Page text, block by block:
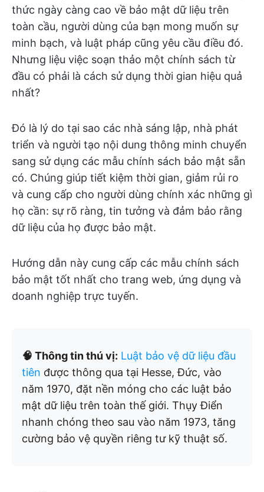
thức ngày càng cao về bảo mật dữ liệu trên
toàn cầu, người dùng của bạn mong muốn sự
minh bạch, và luật pháp cũng yêu cầu điều đó.
Nhưng liệu việc soạn thảo một chính sách từ
đầu có phải là cách sử dụng thời gian hiệu quả
nhất?
Đó là lý do tại sao các nhà sáng lập, nhà phát
triển và người tạo nội dung thông minh chuyển
sang sử dụng các mẫu chính sách bảo mật sẵn
có. Chúng giúp tiết kiệm thời gian, giảm rủi ro
và cung cấp cho người dùng chính xác những gì
họ cần: sự rõ ràng, tin tưởng và đảm bảo rằng
dữ liệu của họ được bảo mật.
Hướng dẫn này cung cấp các mẫu chính sách
bảo mật tốt nhất cho trang web, ứng dụng và
doanh nghiệp trực tuyến.
🧠 Thông tin thú vị: Luật bảo vệ dữ liệu đầu
tiên được thông qua tại Hesse, Đức, vào
năm 1970, đặt nền móng cho các luật bảo
mật dữ liệu trên toàn thế giới. Thụy Điển
nhanh chóng theo sau vào năm 1973, tăng
cường bảo vệ quyền riêng tư kỹ thuật số.